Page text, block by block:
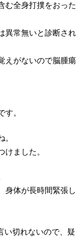
む全身打撲をおった
異常無いと診断され
えがないので脳腫瘍
す。
。
けました。
身体が長時間緊張し
い切れないので、疑